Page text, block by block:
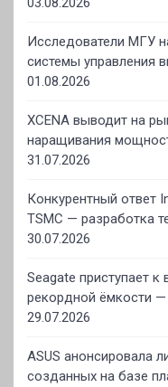
Исследователи МГУ
системы управления
01.08.2026
XCENA выводит на
наращивания
31.07.2026
Конкурентный ответ
TSMC — разработка
30.07.2026
Seagate приступает
рекордной ёмкости
29.07.2026
ASUS анонсировала
созданных на базе